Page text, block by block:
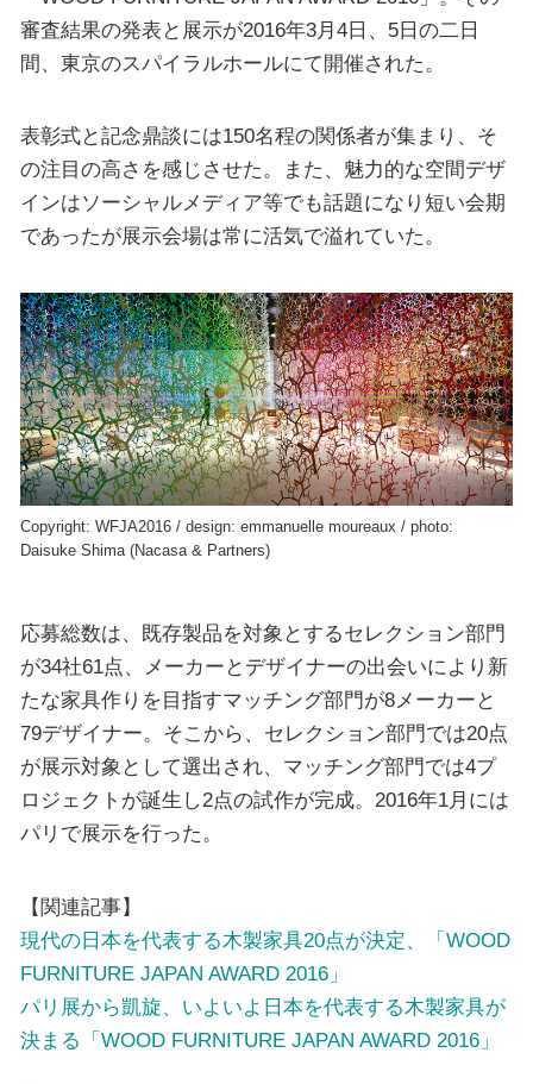
審査結果の発表と展示が2016年3月4日、5日の二日
間、東京のスパイラルホールにて開催された。
表彰式と記念鼎談には150名程の関係者が集まり、そ
の注目の高さを感じさせた。また、魅力的な空間デザ
インはソーシャルメディア等でも話題になり短い会期
であったが展示会場は常に活気で溢れていた。
Copyright: WFJA2016 / design: emmanuelle moureaux / photo:
Daisuke Shima (Nacasa & Partners)
応募総数は、既存製品を対象とするセレクション部門
が34社61点、メーカーとデザイナーの出会いにより新
たな家具作りを目指すマッチング部門が8メーカーと
79デザイナー。そこから、セレクション部門では20点
が展示対象として選出され、マッチング部門では4プ
ロジェクトが誕生し2点の試作が完成。2016年1月には
パリで展示を行った。
【関連記事】
現代の日本を代表する木製家具20点が決定、「WOOD
FURNITURE JAPAN AWARD 2016」
パリ展から凱旋、いよいよ日本を代表する木製家具が
決まる「WOOD FURNITURE JAPAN AWARD 2016」